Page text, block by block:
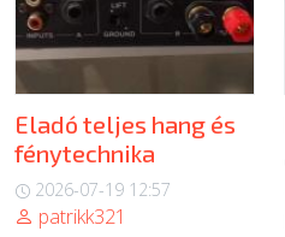
Eladó teljes hang és
fénytechnika
2026-07-19 12:57
patrikk321